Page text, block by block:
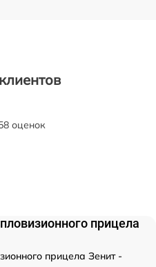
оценок
прицела
прицела Зенит -